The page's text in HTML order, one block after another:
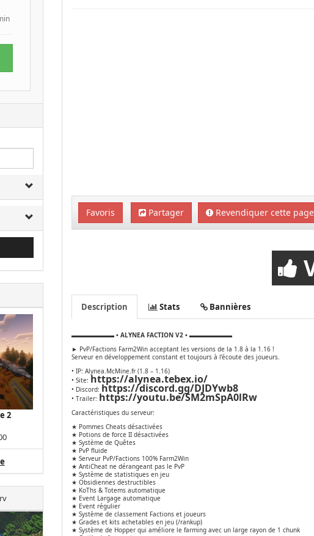
2
Favoris Partager Revendiquer cette page
Description Stats Bannières
▬▬▬▬▬▬▬ • ALYNEA FACTION V2 • ▬▬▬▬▬▬▬
► PvP/Factions Farm2Win acceptant les versions de la 1.8 à la 1.16 !
Serveur en développement constant et toujours à l’écoute des joueurs.
• IP: Alynea.McMine.fr (1.8 – 1.16)
• Site: https://alynea.tebex.io/
• Discord: https://discord.gg/DJDYwb8
• Trailer: https://youtu.be/SM2mSpA0lRw
Caractéristiques du serveur:
★ Pommes Cheats désactivées
★ Potions de force II désactivées
★ Système de Quêtes
★ PvP fluide
★ Serveur PvP/Factions 100% Farm2Win
★ AntiCheat ne dérangeant pas le PvP
★ Système de statistiques en jeu
★ Obsidiennes destructibles
★ KoThs & Totems automatique
★ Event Largage automatique
★ Event régulier
★ Système de classement Factions et joueurs
★ Grades et kits achetables en jeu (/rankup)
★ Système de Hopper qui améliore le farming avec un large rayon de 1 chunk